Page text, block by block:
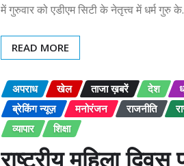
में गुरुवार को एडीएम सिटी के नेतृत्त्व में धर्म गुरु
READ MORE
अपराध खेल ताजा ख़बरें देश
ब्रेकिंग न्यूज़
मनोरंजन राजनीति
व्यापार
शिक्षा
राष्ट्रीय महिला दिवस